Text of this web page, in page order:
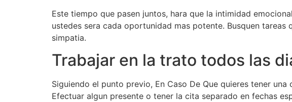
Este tiempo que pasen juntos, hara que la intimidad
ustedes sera cada oportunidad mas potente. Busquen
simpatia.
Trabajar en la trato todos las
Siguiendo el punto previo, En Caso De Que quieres tener
Efectuar algun presente o tener la cita separado en fechas